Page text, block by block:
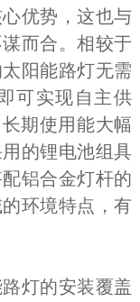
优势，这也与
而合。相较于
阳能路灯无需
可实现自主供
期使用能大幅
的锂电池组具
铝合金灯杆的
环境特点，有
灯的安装覆盖